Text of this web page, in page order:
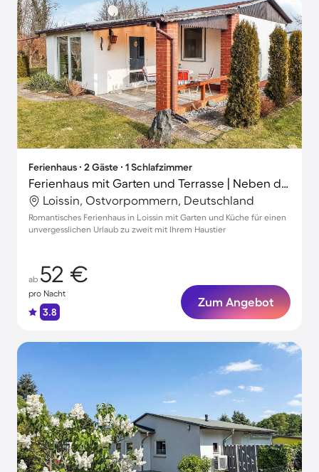
Ferienhaus ∙ 2 Gäste ∙ 1 Schlafzimmer
Ferienhaus mit Garten und Terrasse | Neben dem Strand | Hunde erlaubt
Loissin, Ostvorpommern, Deutschland
Romantisches Ferienhaus in Loissin mit Garten und Küche für einen
unvergesslichen Urlaub zu zweit mit Ihrem Haustier
ab 52 €
pro Nacht
3.8
Zum Angebot